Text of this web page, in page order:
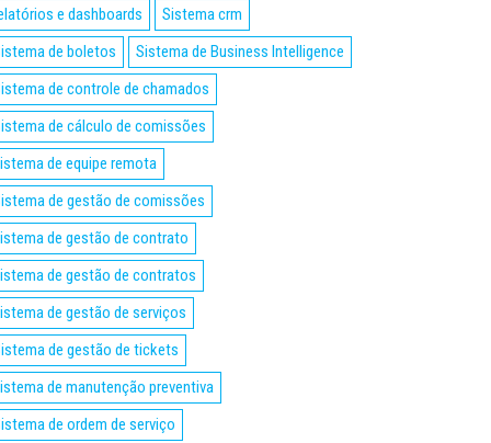
e dashboards
Sistema crm
de boletos
Sistema de Business Intelligence
de controle de chamados
de cálculo de comissões
de equipe remota
de gestão de comissões
de gestão de contrato
de gestão de contratos
de gestão de serviços
de gestão de tickets
de manutenção preventiva
de ordem de serviço